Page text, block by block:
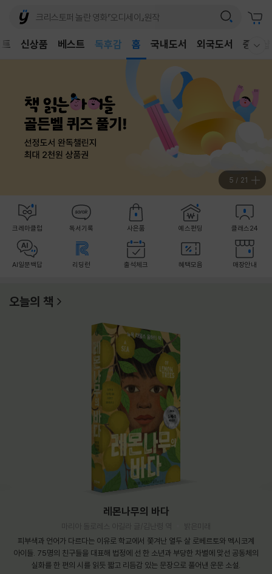
신상품 베스트
독후감
홈 국내도서 외국도서 중고샵
6 / 21
크레마클럽 독서기록 사은품 예스펀딩 클래스24
AI일문백답 리딩런 출석체크 혜택모음 매장안내
오늘의 책
레몬나무의 바다
피부색과 언어가 다르다는 이유로 학교에서 쫓겨난 열두 살 로베르토와 멕시코계
아이들. 75명의 친구들을 대표해 법정에 선 한 소년과 부당한 차별에 맞선 공동체의
실화를 한 편의 시를 읽듯 짧고 리듬감 있는 문장으로 풀어낸 운문 소설.